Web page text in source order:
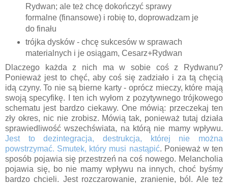
Rydwan; ale też chcę dokończyć sprawy
formalne (finansowe) i robię to, doprowadzam je
do finału
trójka dysków - chcę sukcesów w sprawach
materialnych i je osiągam, Cesarz+Rydwan
Dlaczego każda z nich ma w sobie coś z Rydwanu?
Ponieważ jest to chęć, aby coś się zadziało i za tą chęcią
idą czyny. To nie są bierne karty - oprócz mieczy, które mają
swoją specyfikę. I ten ich wyłom z pozytywnego trójkowego
schematu jest bardzo ciekawy. One mówią: przeczekaj ten
zły okres, nic nie zrobisz. Mówią tak, ponieważ tutaj działa
sprawiedliwość wszechświata, na którą nie mamy wpływu.
Jest to dezintegracja, destrukcja, której nie można
powstrzymać. Smutek, który musi nastąpić. Ponieważ w ten
sposób pojawia się przestrzeń na coś nowego. Melancholia
pojawia się, bo nie mamy wpływu na innych, choć byśmy
bardzo chcieli. Jest rozczarowanie, zranienie, ból. Ale też